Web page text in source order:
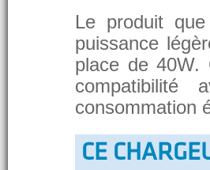
Le produit
puissance
place de 40W.
consommation
CE